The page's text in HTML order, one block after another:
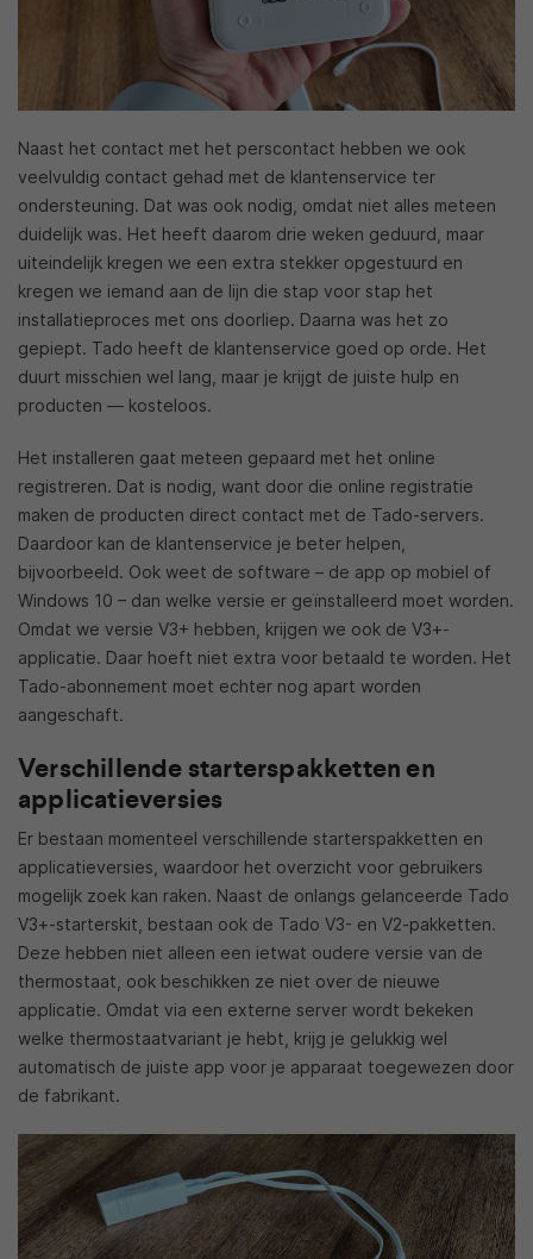
Naast het contact met het perscontact hebben we ook
veelvuldig contact gehad met de klantenservice ter
ondersteuning. Dat was ook nodig, omdat niet alles meteen
duidelijk was. Het heeft daarom drie weken geduurd, maar
uiteindelijk kregen we een extra stekker opgestuurd en
kregen we iemand aan de lijn die stap voor stap het
installatieproces met ons doorliep. Daarna was het zo
gepiept. Tado heeft de klantenservice goed op orde. Het
duurt misschien wel lang, maar je krijgt de juiste hulp en
producten — kosteloos.
Het installeren gaat meteen gepaard met het online
registreren. Dat is nodig, want door die online registratie
maken de producten direct contact met de Tado-servers.
Daardoor kan de klantenservice je beter helpen,
bijvoorbeeld. Ook weet de software – de app op mobiel of
Windows 10 – dan welke versie er geïnstalleerd moet worden.
Omdat we versie V3+ hebben, krijgen we ook de V3+-
applicatie. Daar hoeft niet extra voor betaald te worden. Het
Tado-abonnement moet echter nog apart worden
aangeschaft.
Verschillende starterspakketten en
applicatieversies
Er bestaan momenteel verschillende starterspakketten en
applicatieversies, waardoor het overzicht voor gebruikers
mogelijk zoek kan raken. Naast de onlangs gelanceerde Tado
V3+-starterskit, bestaan ook de Tado V3- en V2-pakketten.
Deze hebben niet alleen een ietwat oudere versie van de
thermostaat, ook beschikken ze niet over de nieuwe
applicatie. Omdat via een externe server wordt bekeken
welke thermostaatvariant je hebt, krijg je gelukkig wel
automatisch de juiste app voor je apparaat toegewezen door
de fabrikant.